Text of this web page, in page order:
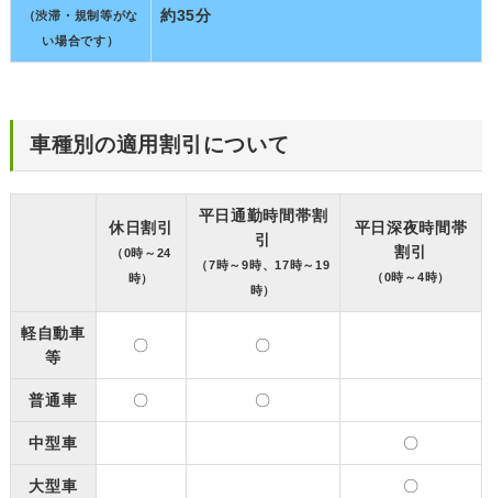
（渋滞・規制等がな
い場合です）
約35分
車種別の適用割引について
休日割引
（0時～24
時）
平日通勤時間帯割
引
（7時～9時、17時～19
時）
平日深夜時間帯
割引
（0時～4時）
軽自動車
等
〇 〇
普通車 〇 〇
中型車 〇
大型車 〇